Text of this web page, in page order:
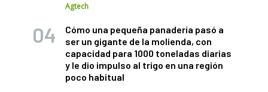
Agtech
Cómo una pequeña panadería pasó a
ser un gigante de la molienda, con
capacidad para 1000 toneladas diarias
y le dio impulso al trigo en una región
poco habitual